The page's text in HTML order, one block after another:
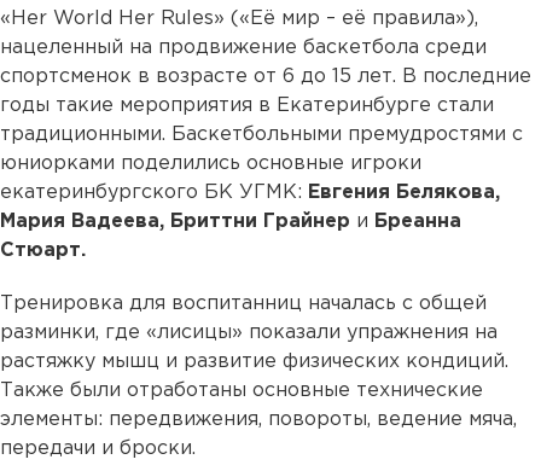
«Her World Her Rules» («Её мир – её правила»),
нацеленный на продвижение баскетбола среди
спортсменок в возрасте от 6 до 15 лет. В последние
годы такие мероприятия в Екатеринбурге стали
традиционными. Баскетбольными премудростями с
юниорками поделились основные игроки
екатеринбургского БК УГМК: Евгения Белякова,
Мария Вадеева, Бриттни Грайнер и Бреанна
Стюарт.
Тренировка для воспитанниц началась с общей
разминки, где «лисицы» показали упражнения на
растяжку мышц и развитие физических кондиций.
Также были отработаны основные технические
элементы: передвижения, повороты, ведение мяча,
передачи и броски.